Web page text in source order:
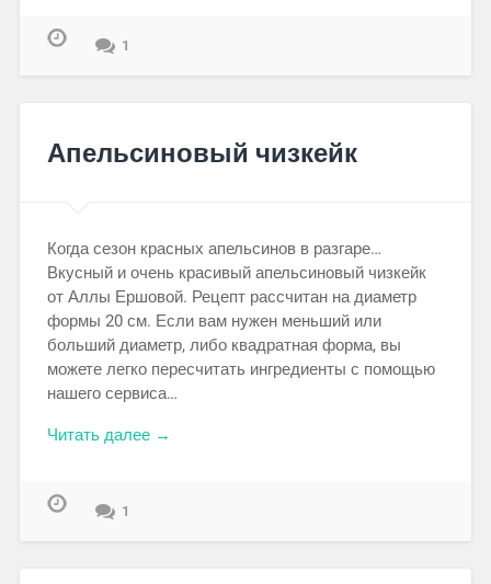
1
Апельсиновый чизкейк
Когда сезон красных апельсинов в разгаре…
Вкусный и очень красивый апельсиновый чизкейк
от Аллы Ершовой. Рецепт рассчитан на диаметр
формы 20 см. Если вам нужен меньший или
больший диаметр, либо квадратная форма, вы
можете легко пересчитать ингредиенты с помощью
нашего сервиса…
Читать далее →
1